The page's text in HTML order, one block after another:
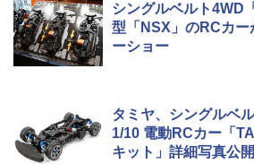
シングルベルト4WD
型「NSX」のRCカー
ーショー
タミヤ、シングルベ
1/10 電動RCカー「
キット」詳細写真公開